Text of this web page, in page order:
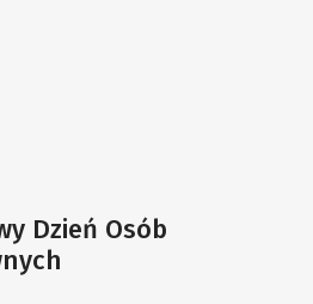
Dzień Osób